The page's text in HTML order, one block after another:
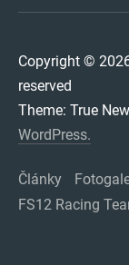
Copyright ©
reserved
Theme: True
WordPress.
Články
FS12 Racing